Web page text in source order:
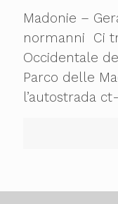
Madonie –
normanni Ci
Occidentale
Parco delle
l’autostrada